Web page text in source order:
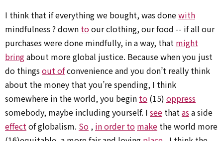
I think that if everything we bought, was donewith
mindfulness ? down toour clothing, our food -- if all our
purchases were done mindfully, in a way, that might
bringabout more global justice. Because when you just
do thingsout ofconvenience and you don’t really think
about the money that you’re spending, I think
somewhere in the world, you begin to (15) oppress
somebody, maybe including yourself. I see thatas a side
effectof globalism. So , in order to make the world more